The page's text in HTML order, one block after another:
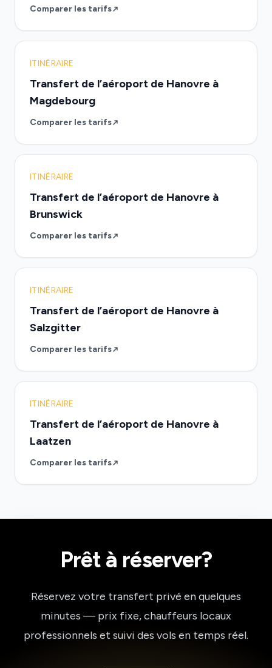
Comparer les tarifs
ITINÉRAIRE
Transfert de l’aéroport de Hanovre à
Magdebourg
Comparer les tarifs
ITINÉRAIRE
Transfert de l’aéroport de Hanovre à
Brunswick
Comparer les tarifs
ITINÉRAIRE
Transfert de l’aéroport de Hanovre à
Salzgitter
Comparer les tarifs
ITINÉRAIRE
Transfert de l’aéroport de Hanovre à
Laatzen
Comparer les tarifs
Prêt à réserver?
Réservez votre transfert privé en quelques
minutes — prix fixe, chauffeurs locaux
professionnels et suivi des vols en temps réel.